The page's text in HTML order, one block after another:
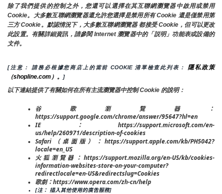
除了我們提供的控制之外，您還可以選擇在其互聯網瀏覽器中啟用或禁用
Cookie。大多數互聯網瀏覽器還允許您選擇是禁用所有 Cookie 還是僅禁用第
三方 Cookie。默認情況下，大多數互聯網瀏覽器 都接受 Cookie，但可以更改
此設置。有關詳細資訊，請參閱 Internet 瀏覽器中的「説明」功能表或設備的
文件。
[注意： 請務必根據您商店上的當前 COOKIE 清單檢查此列表： 隱私政策
（shopline.com）。
]
以下連結提供了有關如何在所有主流瀏覽器中控制 Cookie 的說明：
谷歌瀏覽器：
https://support.google.com/chrome/answer/95647?hl=en
IE：https://support.microsoft.com/en-
us/help/260971/description-of-cookies
Safari（桌面版）：https://support.apple.com/kb/PH5042?
locale=en_US
火狐瀏覽器：https://support.mozilla.org/en-US/kb/cookies-
information-websites-store-on-your-computer?
redirectlocale=en-US&redirectslug=Cookies
歌劇：https://www.opera.com/zh-cn/help
[注： 插入其他使用的廣告服務]